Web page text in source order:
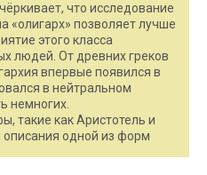
что исследование
«олигарх» позволяет лучше
этого класса
людей. От древних греков
впервые появился в
в нейтральном
немногих.
такие как Аристотель и
описания одной из форм